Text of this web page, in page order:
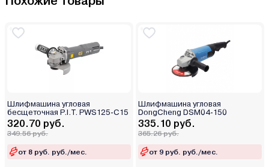
Шлифмашина угловая
бесщеточная P.I.T. PWS125-C15
320.70 руб.
349.56 руб.
от 8 руб. руб./мес.
Шлифмашина угловая
DongCheng DSM04-150
335.10 руб.
365.26 руб.
от 9 руб. руб./мес.